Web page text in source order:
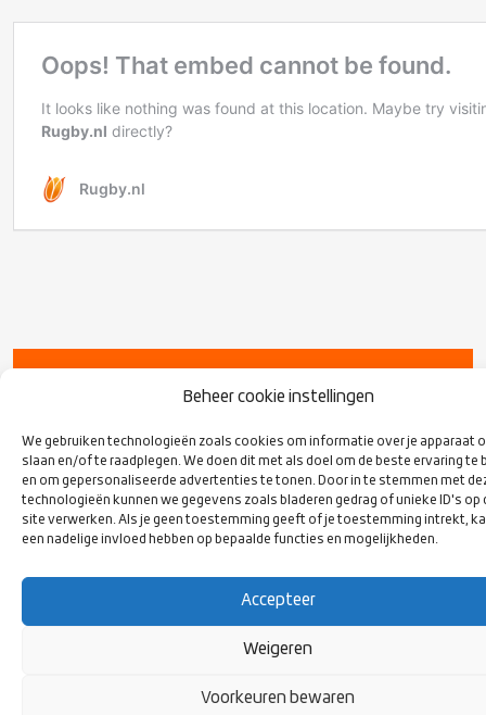
Beheer cookie instellingen
We gebruiken technologieën zoals cookies om informatie over je apparaat
slaan en/of te raadplegen. We doen dit met als doel om de beste ervaring te
en om gepersonaliseerde advertenties te tonen. Door in te stemmen met
technologieën kunnen we gegevens zoals bladeren gedrag of unieke ID's op
site verwerken. Als je geen toestemming geeft of je toestemming intrekt,
een nadelige invloed hebben op bepaalde functies en mogelijkheden.
Accepteer
Weigeren
Voorkeuren bewaren